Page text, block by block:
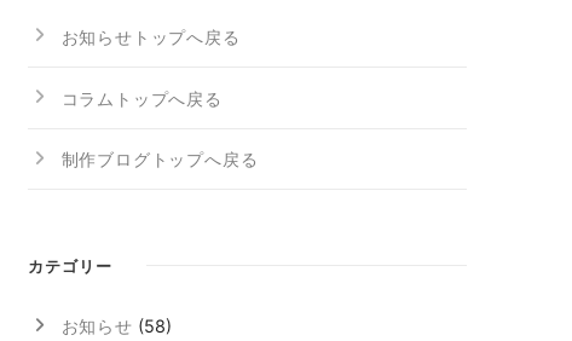
お知らせトップへ戻る
コラムトップへ戻る
制作ブログトップへ戻る
カテゴリー
お知らせ (58)